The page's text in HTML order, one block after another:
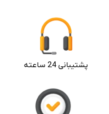
محصولات از معتبرترین
هواوی و شیائومی، به
و اندازه‌های مختلف،
پاسخ می‌دهد، انتخاب
پشتیبانی 24 ساعته